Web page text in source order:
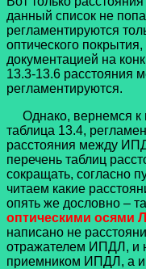
данный список не
регламентируются
оптического
документацией на
13.3-13.6 расстояния
регламентируются.
Однако, вернемся к
таблица 13.4,
расстояния между
перечень таблиц
сокращать, согласно
читаем какие
опять же дословно –
оптическими осями
написано не
отражателем ИПДЛ, и
приемником ИПДЛ, а